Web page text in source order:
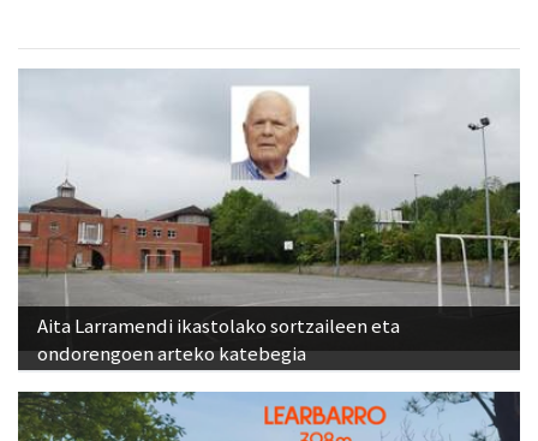
Aita Larramendi ikastolako sortzaileen eta
ondorengoen arteko katebegia